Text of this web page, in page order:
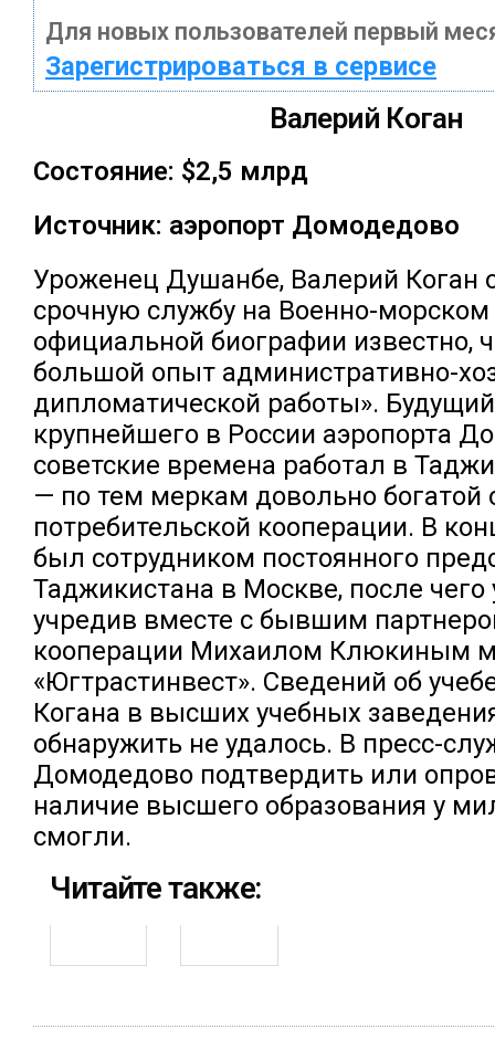
Для новых пользователей первый
Зарегистрироваться в сервисе
Валерий Коган
Состояние: $2,5 млрд
Источник: аэропорт Домодедово
Уроженец Душанбе, Валерий Коган
срочную службу на Военно-морском
официальной биографии известно,
большой опыт административно-
дипломатической работы».
крупнейшего в России аэропорта
советские времена работал в
— по тем меркам довольно богатой
потребительской кооперации. В
был сотрудником постоянного
Таджикистана в Москве, после чего
учредив вместе с бывшим
кооперации Михаилом Клюкиным
«Югтрастинвест». Сведений об
Когана в высших учебных
обнаружить не удалось. В пресс-
Домодедово подтвердить или
наличие высшего образования у
смогли.
Читайте также: